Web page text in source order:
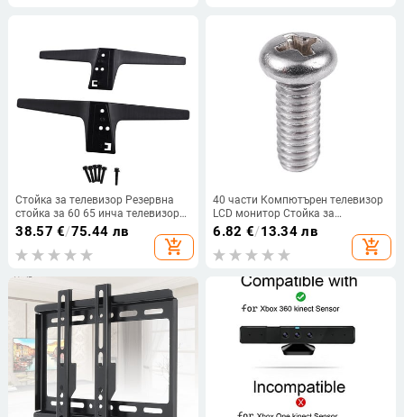
Стойка за телевизор Резервна
стойка за 60 65 инча телевизор
60UJ6307 60UJ6309 65UJ6307
65UJ6309 Основа за стойка за
телевизор с винтове
38.57 €/75.44 лв
add_shopping_cart
40 части Компютърен телевизор
LCD монитор Стойка за
монтажен винт M4x10mm
6.82 €/13.34 лв
add_shopping_cart